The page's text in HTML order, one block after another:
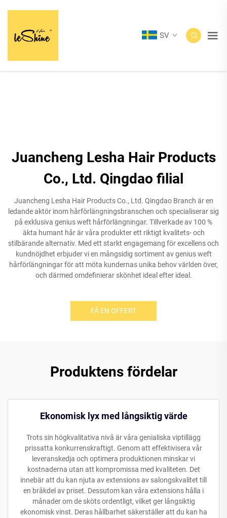
SV
Juancheng Lesha Hair Products
Co., Ltd. Qingdao filial
Juancheng Lesha Hair Products Co., Ltd. Qingdao Branch är en
ledande aktör inom hårförlängningsbranschen och specialiserar sig
på exklusiva genius weft hårförlängningar. Tillverkade av 100 %
äkta humant hår är våra produkter ett riktigt kvalitets- och
stilbärande alternativ. Med ett starkt engagemang för excellens och
kundnöjdhet erbjuder vi en mångsidig sortiment av genius weft
hårförlängningar för att möta kundernas unika behov världen över,
och därmed omdefinierar skönhet ideal efter ideal.
FÅ EN OFFERT
Produktens fördelar
Ekonomisk lyx med långsiktig värde
Trots sin högkvalitativa nivå är våra genialiska viptillägg
prissatta konkurrenskraftigt. Genom att effektivisera vår
leveranskedja och optimera produktionen minskar vi
kostnaderna utan att kompromissa med kvaliteten. Det
innebär att du kan njuta av extensions av salongskvalitet till
en bråkdel av priset. Dessutom kan våra extensions hålla i
månader om de sköts ordentligt, vilket ger långsiktig
ekonomisk vinst. Deras hållbarhet säkerställer att du kan ha